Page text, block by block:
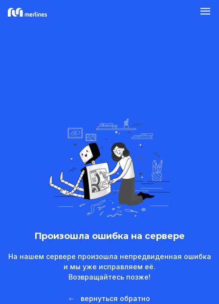
Произошла ошибка на сервере
На нашем сервере произошла непредвиденная ошибка
и мы уже исправляем её.
Возвращайтесь позже!
вернуться обратно